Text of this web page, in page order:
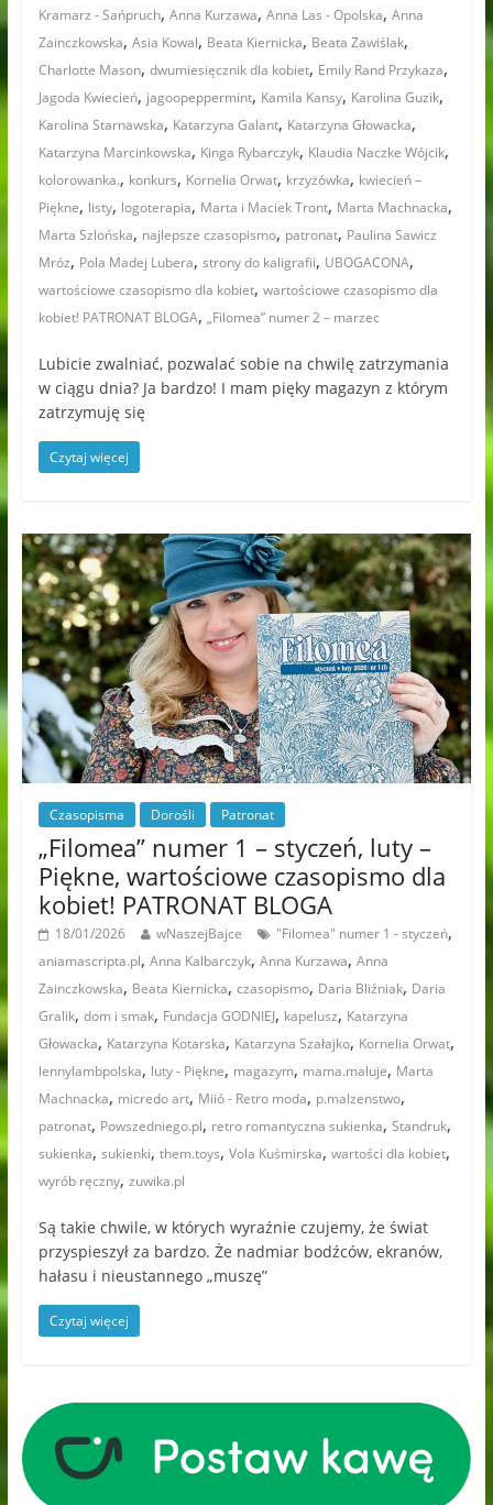
Kramarz - Sańpruch, Anna Kurzawa, Anna Las - Opolska, Anna
Zainczkowska, Asia Kowal, Beata Kiernicka, Beata Zawiślak,
Charlotte Mason, dwumiesięcznik dla kobiet, Emily Rand Przykaza,
Jagoda Kwiecień, jagoopeppermint, Kamila Kansy, Karolina Guzik,
Karolina Starnawska, Katarzyna Galant, Katarzyna Głowacka,
Katarzyna Marcinkowska, Kinga Rybarczyk, Klaudia Naczke Wójcik,
kolorowanka., konkurs, Kornelia Orwat, krzyżówka, kwiecień –
Piękne, listy, logoterapia, Marta i Maciek Tront, Marta Machnacka,
Marta Szlońska, najlepsze czasopismo, patronat, Paulina Sawicz
Mróz, Pola Madej Lubera, strony do kaligrafii, UBOGACONA,
wartościowe czasopismo dla kobiet, wartościowe czasopismo dla
kobiet! PATRONAT BLOGA, „Filomea” numer 2 – marzec
Lubicie zwalniać, pozwalać sobie na chwilę zatrzymania
w ciągu dnia? Ja bardzo! I mam pięky magazyn z którym
zatrzymuję się
Czytaj więcej
Czasopisma Dorośli Patronat
„Filomea” numer 1 – styczeń, luty –
Piękne, wartościowe czasopismo dla
kobiet! PATRONAT BLOGA
18/01/2026 wNaszejBajce "Filomea" numer 1 - styczeń,
aniamascripta.pl, Anna Kalbarczyk, Anna Kurzawa, Anna
Zainczkowska, Beata Kiernicka, czasopismo, Daria Bliźniak, Daria
Gralik, dom i smak, Fundacja GODNIEJ, kapelusz, Katarzyna
Głowacka, Katarzyna Kotarska, Katarzyna Szałajko, Kornelia Orwat,
lennylambpolska, luty - Piękne, magazym, mama.maluje, Marta
Machnacka, micredo art, Miió - Retro moda, p.malzenstwo,
patronat, Powszedniego.pl, retro romantyczna sukienka, Standruk,
sukienka, sukienki, them.toys, Vola Kuśmirska, wartości dla kobiet,
wyrób ręczny, zuwika.pl
Są takie chwile, w których wyraźnie czujemy, że świat
przyspieszył za bardzo. Że nadmiar bodźców, ekranów,
hałasu i nieustannego „muszę”
Czytaj więcej